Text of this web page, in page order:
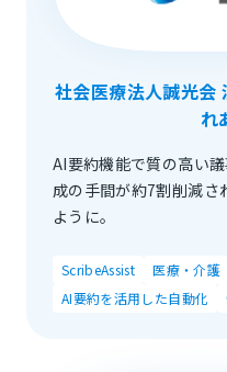
社会医療法人誠光会
れ
AI要約機能で質の高い
成の手間が約7割削減さ
ように。
ScribeAssist 医療・介護
AI要約を活用した自動化